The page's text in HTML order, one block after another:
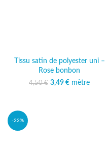
Tissu satin de polyester uni –
Rose bonbon
4,50€ Le prix initial était :
3,49 € Le prix actuel
mètre
-22%